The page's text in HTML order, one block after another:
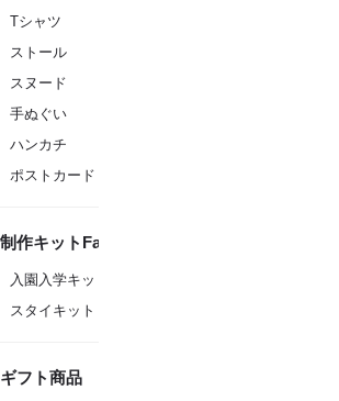
Tシャツ
ストール
スヌード
手ぬぐい
ハンカチ
ポストカード
制作キットFanfare
入園入学キット
スタイキット
ギフト商品